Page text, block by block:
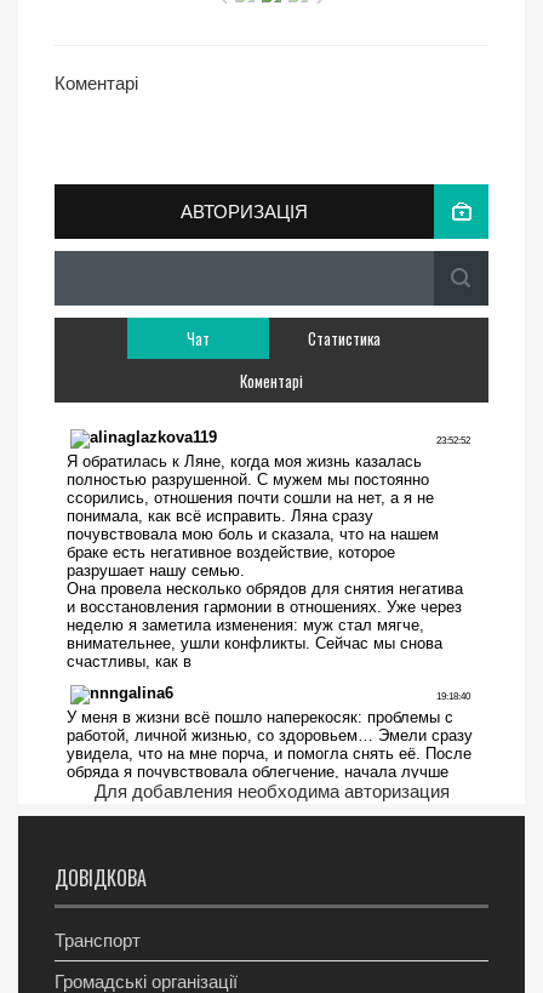
Коментарі
АВТОРИЗАЦІЯ
Чат
Статистика
Коментарі
Для добавления необходима авторизация
ДОВІДКОВА
Транспорт
Громадські організації